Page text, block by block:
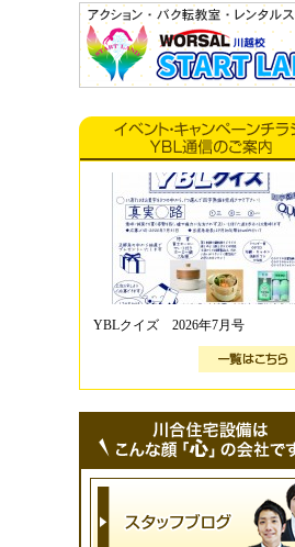
YBLクイズ 2026年7月号